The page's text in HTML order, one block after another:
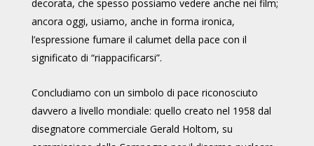
decorata, che spesso possiamo vedere anche nei film;
ancora oggi, usiamo, anche in forma ironica,
l’espressione fumare il calumet della pace con il
significato di “riappacificarsi”.
Concludiamo con un simbolo di pace riconosciuto
davvero a livello mondiale: quello creato nel 1958 dal
disegnatore commerciale Gerald Holtom, su